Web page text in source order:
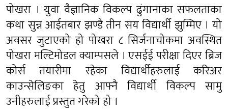
पोखरा । युवा वैज्ञानिक विकल्प ढुंगानाका सफलताका
कथा सुन्न आईतबार झण्डै तीन सय विद्यार्थी झुम्मिए । यो
अवसर जुटाएको हो पोखरा ८ सिर्जनाचोकमा अवस्थित
पोखरा मल्टिमोडल क्याम्पसले । एसईई परीक्षा दिएर ब्रिज
कोर्स तयारीमा रहेका विद्यार्थीहरुलाई करिअर
काउन्सेलिङका हेतु आफ्नै विद्यार्थी विकल्प सामु
उनीहरुलाई प्रस्तुत गरेको हो ।